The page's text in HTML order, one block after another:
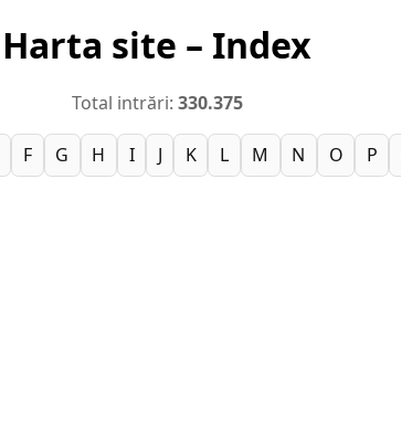
Harta site – Index
Total intrări: 330.375
F G H I J K L M N O P